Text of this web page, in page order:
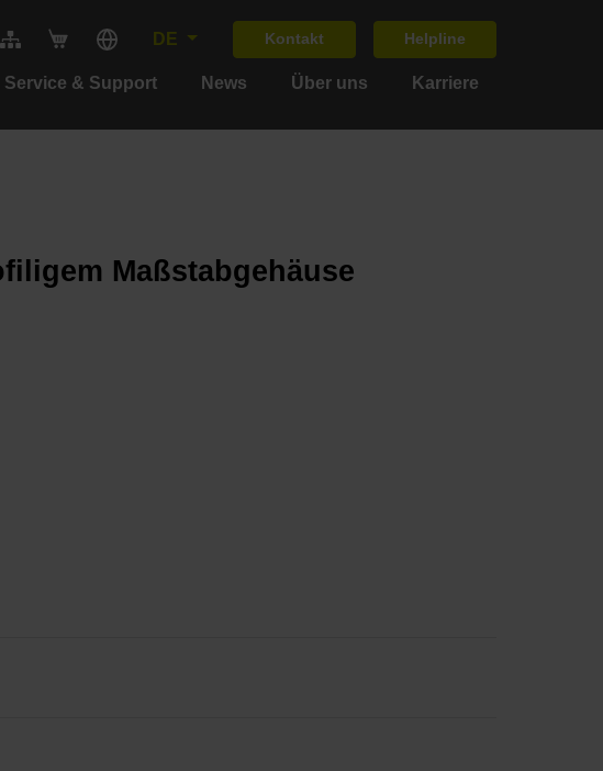
DE Kontakt Helpline
Service & Support News Über uns Karriere
Maßstabgehäuse